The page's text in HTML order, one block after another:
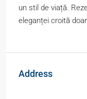
un stil de viață.
eleganței croită
Address